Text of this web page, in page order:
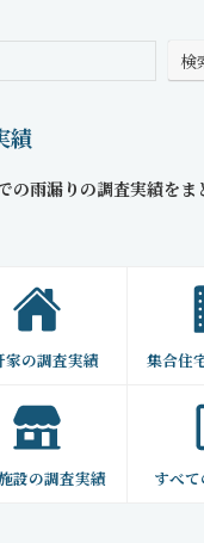
検
績
の雨漏りの調査実績をま
家の調査実績 集合住
設の調査実績 すべ